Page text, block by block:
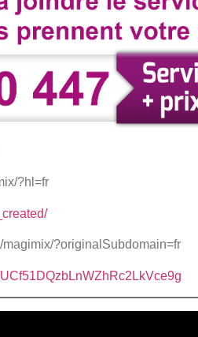
?hl=fr
?originalSubdomain=fr